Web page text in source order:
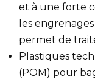
et à une forte
les
permet de
Plastiques
(POM) pour